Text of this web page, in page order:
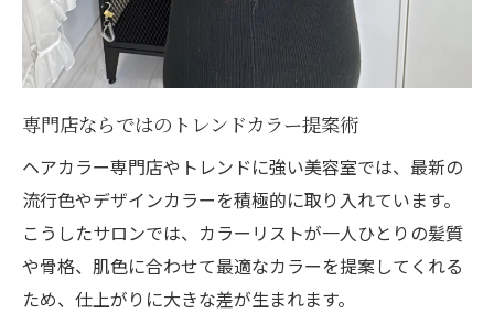
専門店ならではのトレンドカラー提案術
ヘアカラー専門店やトレンドに強い美容室では、最新の
流行色やデザインカラーを積極的に取り入れています。
こうしたサロンでは、カラーリストが一人ひとりの髪質
や骨格、肌色に合わせて最適なカラーを提案してくれる
ため、仕上がりに大きな差が生まれます。